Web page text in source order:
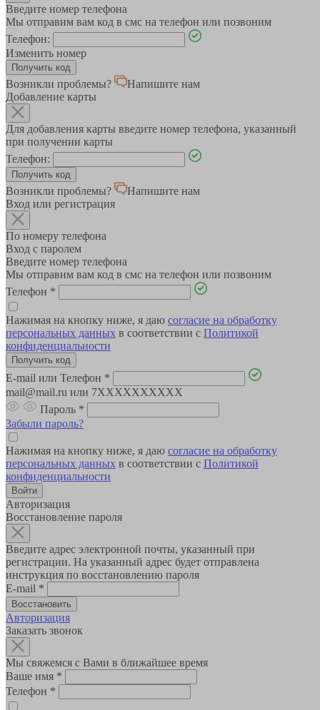
Введите номер телефона
Мы отправим вам код в смс на телефон или позвоним
Телефон:
Изменить номер
Возникли проблемы?
Напишите нам
Добавление карты
Для добавления карты введите номер телефона, указанный
при получении карты
Телефон:
Возникли проблемы?
Напишите нам
Вход или регистрация
По номеру телефона
Вход с паролем
Введите номер телефона
Мы отправим вам код в смс на телефон или позвоним
Телефон *
Нажимая на кнопку ниже, я даю согласие на обработку
персональных данных в соответствии с Политикой
конфиденциальности
E-mail или Телефон *
mail@mail.ru или 7XXXXXXXXXX
Пароль *
Забыли пароль?
Нажимая на кнопку ниже, я даю согласие на обработку
персональных данных в соответствии с Политикой
конфиденциальности
Авторизация
Восстановление пароля
Введите адрес электронной почты, указанный при
регистрации. На указанный адрес будет отправлена
инструкция по восстановлению пароля
E-mail *
Авторизация
Заказать звонок
Мы свяжемся с Вами в ближайшее время
Ваше имя *
Телефон *